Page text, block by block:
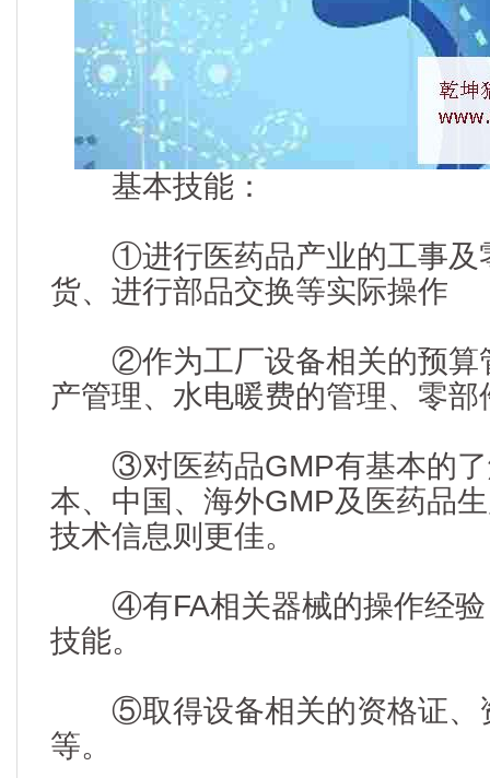
基本技能：
①进行医药品产业的工事及
货、进行部品交换等实际操作
②作为工厂设备相关的预算
产管理、水电暖费的管理、零
③对医药品GMP有基本的了
本、中国、海外GMP及医药品
技术信息则更佳。
④有FA相关器械的操作经验
技能。
⑤取得设备相关的资格证、
等。